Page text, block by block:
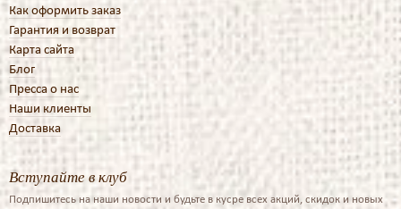
Как оформить заказ
Гарантия и возврат
Карта сайта
Блог
Пресса о нас
Наши клиенты
Доставка
Вступайте в клуб
Подпишитесь на наши новости и будьте в кусре всех акций, скидок и новых